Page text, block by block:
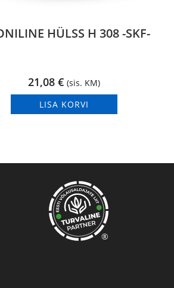
HÜLSS H 308 -SKF-
21,08 € (sis. KM)
LISA KORVI
®